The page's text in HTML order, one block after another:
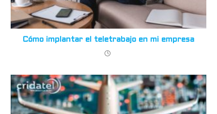
Cómo implantar el teletrabajo en mi empresa